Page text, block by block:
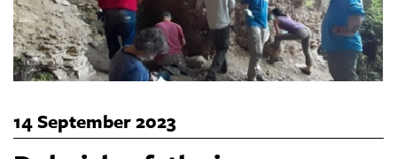
14 September 2023